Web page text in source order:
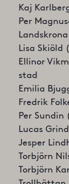
Kaj
Per
Landskrona
Lisa Skiöld
Ellinor
stad
Emilia
Fredrik
Per Sundin
Lucas
Jesper
Torbjörn
Torbjörn